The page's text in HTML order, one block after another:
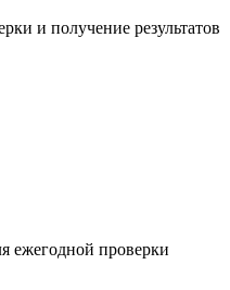
и получение результатов
ежегодной проверки